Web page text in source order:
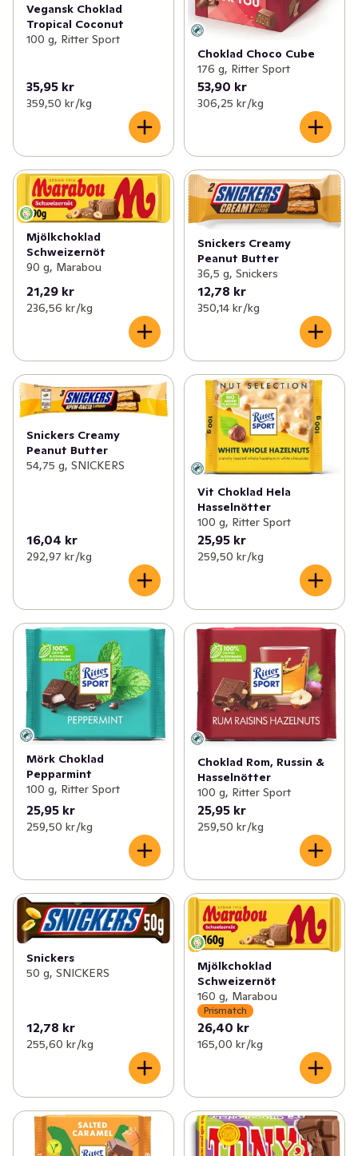
Vegansk Choklad
Tropical Coconut
100 g, Ritter Sport
35,95 kr
359,50 kr /kg
Choklad Choco Cube
176 g, Ritter Sport
53,90 kr
306,25 kr /kg
Mjölkchoklad
Schweizernöt
90 g, Marabou
21,29 kr
236,56 kr /kg
Snickers Creamy
Peanut Butter
36,5 g, Snickers
12,78 kr
350,14 kr /kg
Snickers Creamy
Peanut Butter
54,75 g, SNICKERS
16,04 kr
292,97 kr /kg
Vit Choklad Hela
Hasselnötter
100 g, Ritter Sport
25,95 kr
259,50 kr /kg
Mörk Choklad
Pepparmint
100 g, Ritter Sport
25,95 kr
259,50 kr /kg
Choklad Rom, Russin &
Hasselnötter
100 g, Ritter Sport
25,95 kr
259,50 kr /kg
Snickers
50 g, SNICKERS
12,78 kr
255,60 kr /kg
Mjölkchoklad
Schweizernöt
160 g, Marabou
Prismatch
26,40 kr
165,00 kr /kg